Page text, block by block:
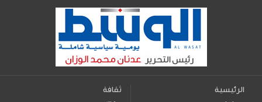
الرئيسية
ثقافة